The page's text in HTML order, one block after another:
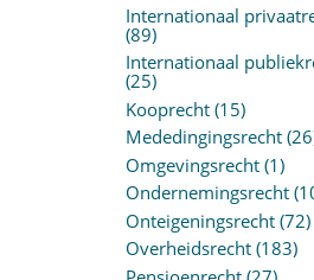
Internationaal
(89)
Internationaal
(25)
Kooprecht(15)
Mededingingsrecht
Omgevingsrecht(1)
Ondernemingsrecht
Onteigeningsrecht(72)
Overheidsrecht(183)